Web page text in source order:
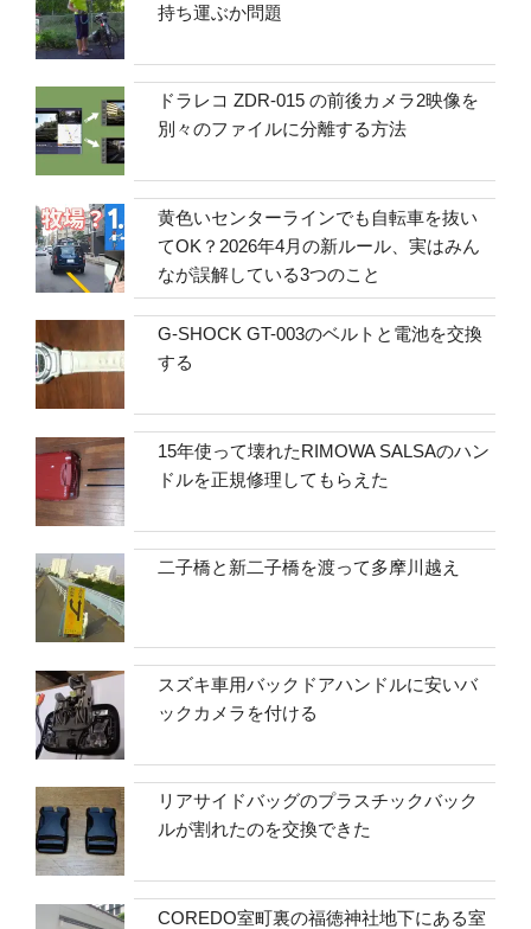
持ち運ぶか問題
ドラレコ ZDR-015 の前後カメラ2映像を
別々のファイルに分離する方法
黄色いセンターラインでも自転車を抜い
てOK？2026年4月の新ルール、実はみん
なが誤解している3つのこと
G-SHOCK GT-003のベルトと電池を交換
する
15年使って壊れたRIMOWA SALSAのハン
ドルを正規修理してもらえた
二子橋と新二子橋を渡って多摩川越え
スズキ車用バックドアハンドルに安いバ
ックカメラを付ける
リアサイドバッグのプラスチックバック
ルが割れたのを交換できた
COREDO室町裏の福徳神社地下にある室